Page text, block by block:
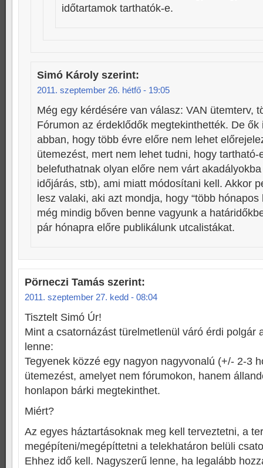
időtartamok tarthatók-e.
Simó Károly szerint:
2011. szeptember 26. hétfő - 19:05
Még egy kérdésére van válasz: VAN ütemterv,
Fórumon az érdeklődők megtekinthették. De ők
abban, hogy több évre előre nem lehet
ütemezést, mert nem lehet tudni, hogy tartható-
belefuthatnak olyan előre nem várt
időjárás, stb), ami miatt módosítani kell. Akkor
lesz valaki, aki azt mondja, hogy “több
még mindig bőven benne vagyunk a
pár hónapra előre publikálunk utcalistákat.
Pörneczi Tamás szerint:
2011. szeptember 27. kedd - 08:04
Tisztelt Simó Úr!
Mint a csatornázást türelmetlenül váró érdi polgár
lenne:
Tegyenek közzé egy nagyon nagyvonalú (+/- 2-3
ütemezést, amelyet nem fórumokon, hanem
honlapon bárki megtekinthet.
Miért?
Az egyes háztartásoknak meg kell terveztetni, a
megépíteni/megépíttetni a telekhatáron belüli
Ehhez idő kell. Nagyszerű lenne, ha legalább